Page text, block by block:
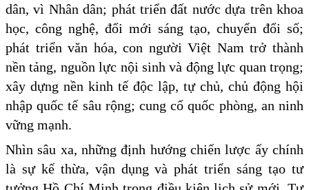
dân, vì Nhân dân; phát triển đất nước dựa trên khoa
học, công nghệ, đổi mới sáng tạo, chuyển đổi số;
phát triển văn hóa, con người Việt Nam trở thành
nền tảng, nguồn lực nội sinh và động lực quan trọng;
xây dựng nền kinh tế độc lập, tự chủ, chủ động hội
nhập quốc tế sâu rộng; cung cố quốc phòng, an ninh
vững mạnh.
Nhìn sâu xa, những định hướng chiến lược ấy chính
là sự kế thừa, vận dụng và phát triển sáng tạo tư